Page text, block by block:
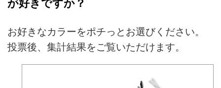
が好きですか？
お好きなカラーをポチっとお選びください。
投票後、集計結果をご覧いただけます。